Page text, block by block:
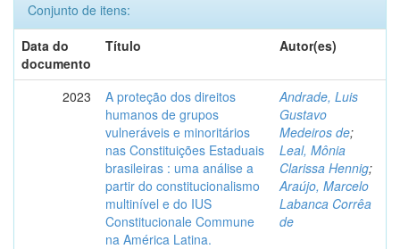
Conjunto de itens:
Data do
documento
Título Autor(es)
2023
A proteção dos direitos
humanos de grupos
vulneráveis e minoritários
nas Constituições Estaduais
brasileiras : uma análise a
partir do constitucionalismo
multinível e do IUS
Constitucionale Commune
na América Latina.
Andrade, Luis
Gustavo
Medeiros de;
Leal, Mônia
Clarissa Hennig;
Araújo, Marcelo
Labanca Corrêa
de